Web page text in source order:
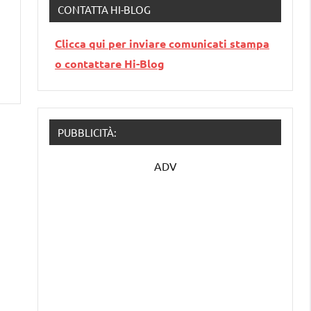
CONTATTA HI-BLOG
Clicca qui per inviare comunicati stampa
o contattare Hi-Blog
PUBBLICITÀ:
ADV